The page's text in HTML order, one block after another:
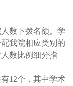
数下拨名额。学
我院相应类别的
数比例细分指
有1 2个，其中学术